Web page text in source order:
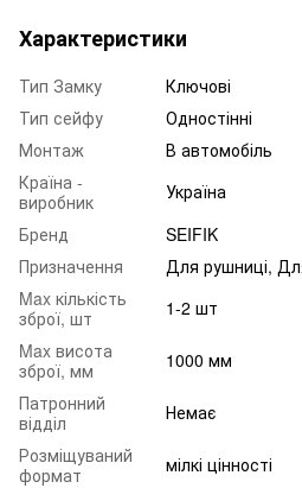
Характеристики
Тип Замку
Ключові
Тип сейфу
Одностінні
Монтаж
В автомобіль
Країна -
виробник
Україна
Бренд
SEIFIK
Призначення
Для рушниці,
Max кількість
зброї, шт
1-2 шт
Max висота
зброї, мм
1000 мм
Патронний
відділ
Немає
Розміщуваний
формат
мілкі цінності